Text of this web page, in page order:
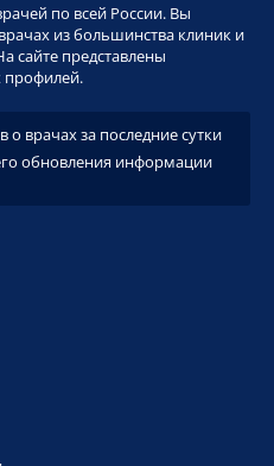
по всей России. Вы
из большинства клиник и
сайте представлены
профилей.
врачах за последние сутки
обновления информации